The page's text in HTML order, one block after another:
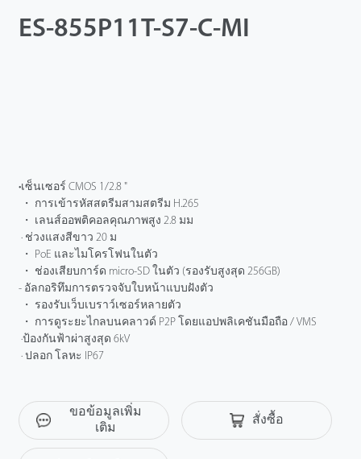
ES-855P11T-S7-C-MI
•เซ็นเซอร์ CMOS 1/2.8 "
・ การเข้ารหัสสตรีมสามสตรีม H.265
・ เลนส์ออพติคอลคุณภาพสูง 2.8 มม
· ช่วงแสงสีขาว 20 ม
・ PoE และไมโครโฟนในตัว
・ ช่องเสียบการ์ด micro-SD ในตัว (รองรับสูงสุด 256GB)
- อัลกอริทึมการตรวจจับใบหน้าแบบฝังตัว
・ รองรับเว็บเบราว์เซอร์หลายตัว
・ การดูระยะไกลบนคลาวด์ P2P โดยแอปพลิเคชันมือถือ / VMS
·ป้องกันฟ้าผ่าสูงสุด 6kV
· ปลอก โลหะ IP67
ขอข้อมูลเพิ่ม
เติม
สั่งซื้อ